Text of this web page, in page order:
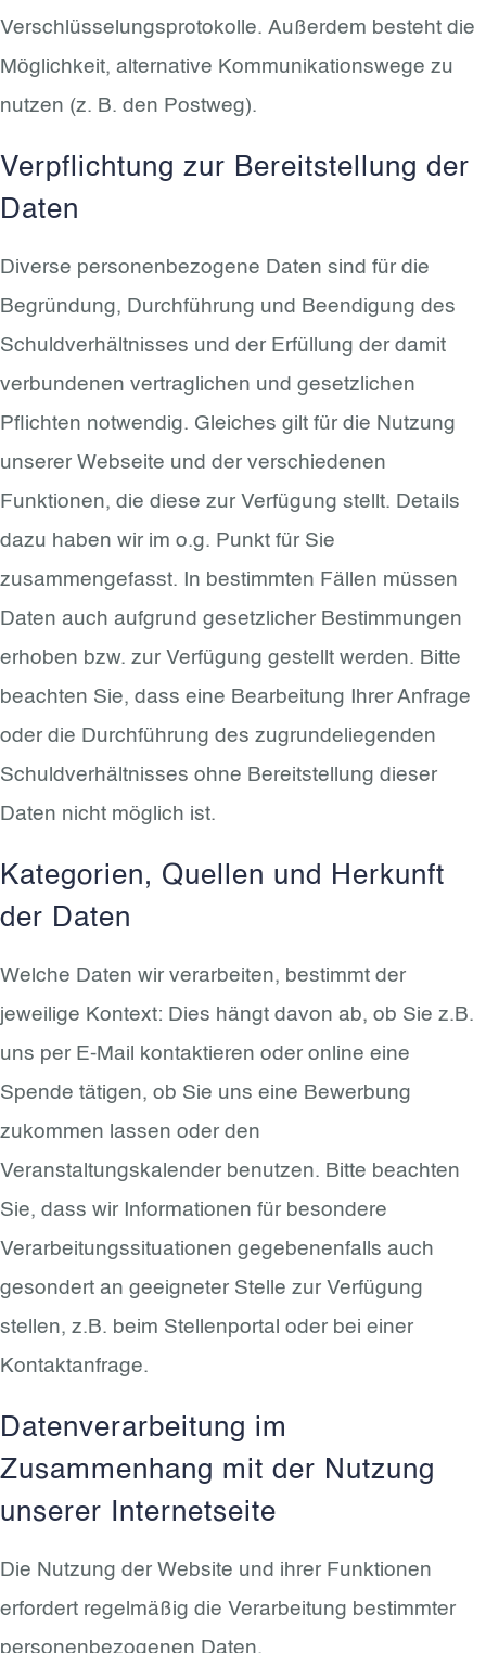
Verschlüsselungsprotokolle. Außerdem besteht die
Möglichkeit, alternative Kommunikationswege zu
nutzen (z. B. den Postweg).
Verpflichtung zur Bereitstellung der
Daten
Diverse personenbezogene Daten sind für die
Begründung, Durchführung und Beendigung des
Schuldverhältnisses und der Erfüllung der damit
verbundenen vertraglichen und gesetzlichen
Pflichten notwendig. Gleiches gilt für die Nutzung
unserer Webseite und der verschiedenen
Funktionen, die diese zur Verfügung stellt. Details
dazu haben wir im o.g. Punkt für Sie
zusammengefasst. In bestimmten Fällen müssen
Daten auch aufgrund gesetzlicher Bestimmungen
erhoben bzw. zur Verfügung gestellt werden. Bitte
beachten Sie, dass eine Bearbeitung Ihrer Anfrage
oder die Durchführung des zugrundeliegenden
Schuldverhältnisses ohne Bereitstellung dieser
Daten nicht möglich ist.
Kategorien, Quellen und Herkunft
der Daten
Welche Daten wir verarbeiten, bestimmt der
jeweilige Kontext: Dies hängt davon ab, ob Sie z.B.
uns per E-Mail kontaktieren oder online eine
Spende tätigen, ob Sie uns eine Bewerbung
zukommen lassen oder den
Veranstaltungskalender benutzen. Bitte beachten
Sie, dass wir Informationen für besondere
Verarbeitungssituationen gegebenenfalls auch
gesondert an geeigneter Stelle zur Verfügung
stellen, z.B. beim Stellenportal oder bei einer
Kontaktanfrage.
Datenverarbeitung im
Zusammenhang mit der Nutzung
unserer Internetseite
Die Nutzung der Website und ihrer Funktionen
erfordert regelmäßig die Verarbeitung bestimmter
personenbezogenen Daten.